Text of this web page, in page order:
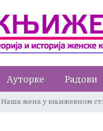
Ауторке Радови
Наша жена у књижевном